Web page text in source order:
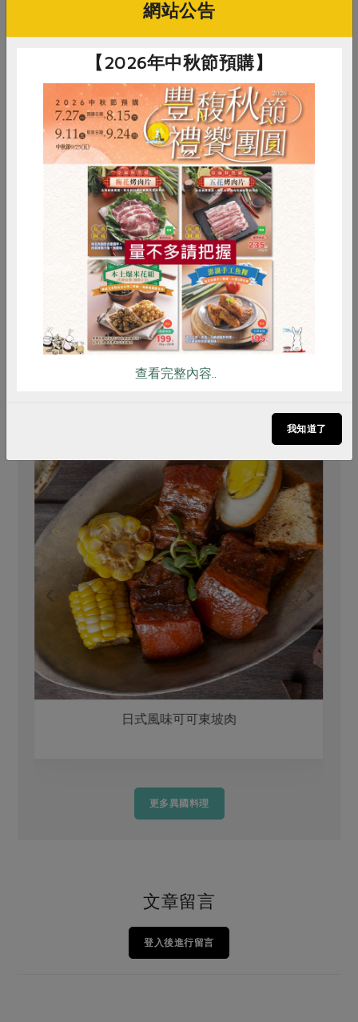
保證責任花蓮縣肉品運銷合作
社
帶皮五花肉片
社團法人嘉義縣布袋嘴文化協
會
台灣海鹽-300g
300公克
全素 常溫
$125
你可能有興趣的食譜
日式風味可可東坡肉
更多異國料理
文章留言
登入後進行留言
RPET 食譜 減硝酸鹽
雞蛋 食安 共同購買
網站公告
【2026年中秋節預購】
查看完整內容..
我知道了